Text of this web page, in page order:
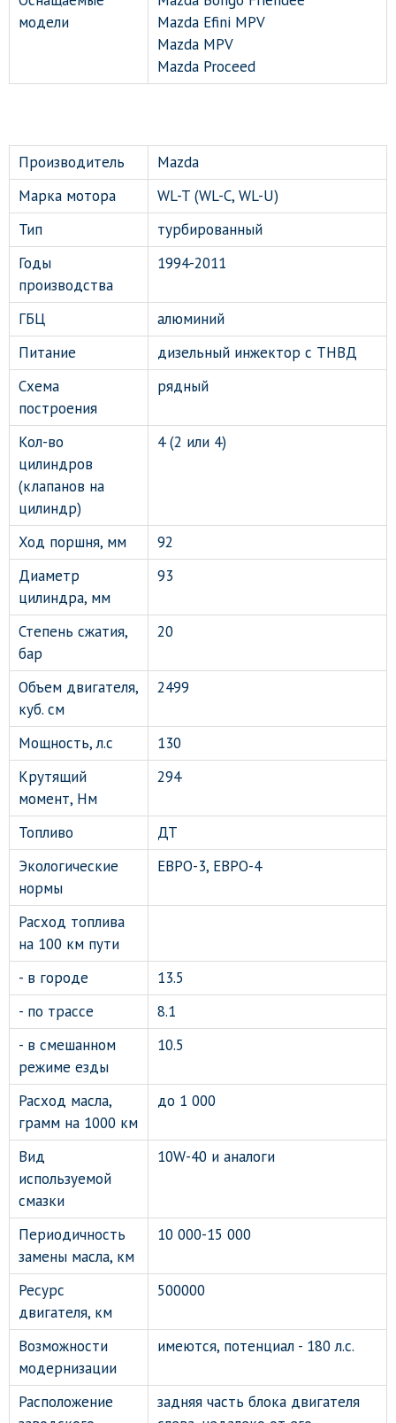
модели
Mazda Efini MPV
Mazda MPV
Mazda Proceed
Производитель
Mazda
Марка мотора
WL-T (WL-C, WL-U)
Тип
турбированный
Годы
производства
1994-2011
ГБЦ
алюминий
Питание
дизельный инжектор с ТНВД
Схема
построения
рядный
Кол-во
цилиндров
(клапанов на
цилиндр)
4 (2 или 4)
Ход поршня, мм
92
Диаметр
цилиндра, мм
93
Степень сжатия,
бар
20
Объем двигателя,
куб. см
2499
Мощность, л.с
130
Крутящий
момент, Нм
294
Топливо
ДТ
Экологические
нормы
ЕВРО-3, ЕВРО-4
Расход топлива
на 100 км пути
- в городе
13.5
- по трассе
8.1
- в смешанном
режиме езды
10.5
Расход масла,
грамм на 1000 км
до 1 000
Вид
используемой
смазки
10W-40 и аналоги
Периодичность
замены масла, км
10 000-15 000
Ресурс
двигателя, км
500000
Возможности
модернизации
имеются, потенциал - 180 л.с.
Расположение
задняя часть блока двигателя